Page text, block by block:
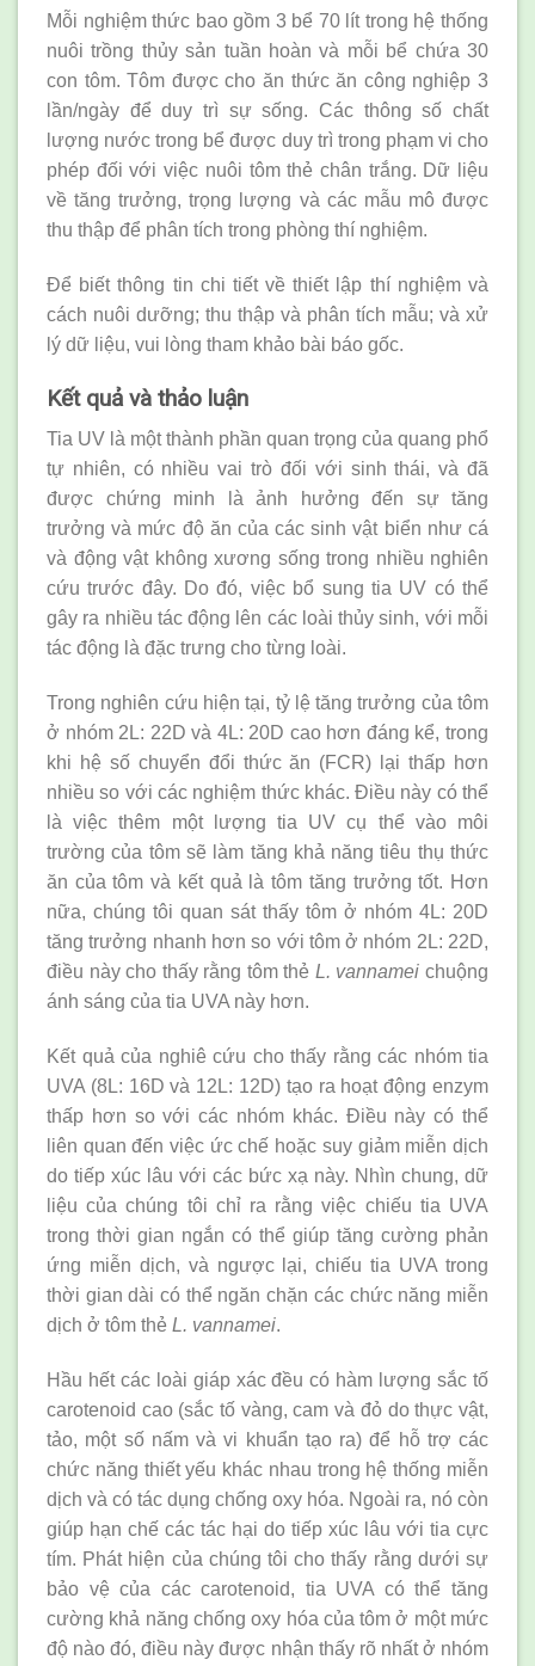
Mỗi nghiệm thức bao gồm 3 bể 70 lít trong hệ thống
nuôi trồng thủy sản tuần hoàn và mỗi bể chứa 30
con tôm. Tôm được cho ăn thức ăn công nghiệp 3
lần/ngày để duy trì sự sống. Các thông số chất
lượng nước trong bể được duy trì trong phạm vi cho
phép đối với việc nuôi tôm thẻ chân trắng. Dữ liệu
về tăng trưởng, trọng lượng và các mẫu mô được
thu thập để phân tích trong phòng thí nghiệm.
Để biết thông tin chi tiết về thiết lập thí nghiệm và
cách nuôi dưỡng; thu thập và phân tích mẫu; và xử
lý dữ liệu, vui lòng tham khảo bài báo gốc.
Kết quả và thảo luận
Tia UV là một thành phần quan trọng của quang phổ
tự nhiên, có nhiều vai trò đối với sinh thái, và đã
được chứng minh là ảnh hưởng đến sự tăng
trưởng và mức độ ăn của các sinh vật biển như cá
và động vật không xương sống trong nhiều nghiên
cứu trước đây. Do đó, việc bổ sung tia UV có thể
gây ra nhiều tác động lên các loài thủy sinh, với mỗi
tác động là đặc trưng cho từng loài.
Trong nghiên cứu hiện tại, tỷ lệ tăng trưởng của tôm
ở nhóm 2L: 22D và 4L: 20D cao hơn đáng kể, trong
khi hệ số chuyển đổi thức ăn (FCR) lại thấp hơn
nhiều so với các nghiệm thức khác. Điều này có thể
là việc thêm một lượng tia UV cụ thể vào môi
trường của tôm sẽ làm tăng khả năng tiêu thụ thức
ăn của tôm và kết quả là tôm tăng trưởng tốt. Hơn
nữa, chúng tôi quan sát thấy tôm ở nhóm 4L: 20D
tăng trưởng nhanh hơn so với tôm ở nhóm 2L: 22D,
điều này cho thấy rằng tôm thẻ L. vannamei chuộng
ánh sáng của tia UVA này hơn.
Kết quả của nghiê cứu cho thấy rằng các nhóm tia
UVA (8L: 16D và 12L: 12D) tạo ra hoạt động enzym
thấp hơn so với các nhóm khác. Điều này có thể
liên quan đến việc ức chế hoặc suy giảm miễn dịch
do tiếp xúc lâu với các bức xạ này. Nhìn chung, dữ
liệu của chúng tôi chỉ ra rằng việc chiếu tia UVA
trong thời gian ngắn có thể giúp tăng cường phản
ứng miễn dịch, và ngược lại, chiếu tia UVA trong
thời gian dài có thể ngăn chặn các chức năng miễn
dịch ở tôm thẻ L. vannamei.
Hầu hết các loài giáp xác đều có hàm lượng sắc tố
carotenoid cao (sắc tố vàng, cam và đỏ do thực vật,
tảo, một số nấm và vi khuẩn tạo ra) để hỗ trợ các
chức năng thiết yếu khác nhau trong hệ thống miễn
dịch và có tác dụng chống oxy hóa. Ngoài ra, nó còn
giúp hạn chế các tác hại do tiếp xúc lâu với tia cực
tím. Phát hiện của chúng tôi cho thấy rằng dưới sự
bảo vệ của các carotenoid, tia UVA có thể tăng
cường khả năng chống oxy hóa của tôm ở một mức
độ nào đó, điều này được nhận thấy rõ nhất ở nhóm